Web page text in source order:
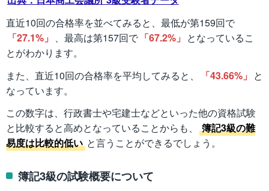
直近10回の合格率を並べてみると、最低が第159回で
「27.1%」 、最高は第157回で 「67.2%」 となっているこ
とがわかります。
また、直近10回の合格率を平均してみると、
「43.66%」 と
なっています。
この数字は、行政書士や宅建士などといった他の資格試験
と比較すると高めとなっていることからも、
簿記3級の難
易度は比較的低い と言うことができるでしょう。
簿記3級の試験概要について